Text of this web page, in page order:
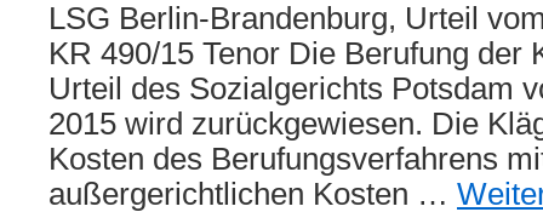
LSG Berlin-Brandenburg, Urteil
KR 490/15 Tenor Die Berufung der
Urteil des Sozialgerichts Potsdam
2015 wird zurückgewiesen. Die
Kosten des Berufungsverfahrens
außergerichtlichen Kosten …